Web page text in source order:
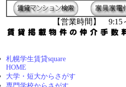
【営業時間】 9:15
札幌学生賃貸square
HOME
大学・短大からさがす